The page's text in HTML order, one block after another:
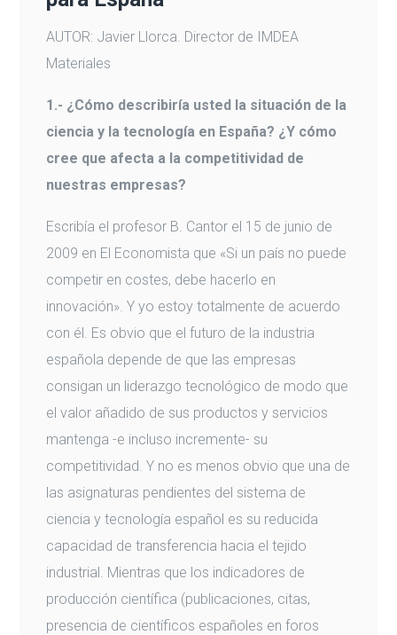
AUTOR: Javier Llorca. Director de IMDEA
Materiales
1.- ¿Cómo describiría usted la situación de la
ciencia y la tecnología en España? ¿Y cómo
cree que afecta a la competitividad de
nuestras empresas?
Escribía el profesor B. Cantor el 15 de junio de
2009 en El Economista que «Si un país no puede
competir en costes, debe hacerlo en
innovación». Y yo estoy totalmente de acuerdo
con él. Es obvio que el futuro de la industria
española depende de que las empresas
consigan un liderazgo tecnológico de modo que
el valor añadido de sus productos y servicios
mantenga -e incluso incremente- su
competitividad. Y no es menos obvio que una de
las asignaturas pendientes del sistema de
ciencia y tecnología español es su reducida
capacidad de transferencia hacia el tejido
industrial. Mientras que los indicadores de
producción científica (publicaciones, citas,
presencia de científicos españoles en foros